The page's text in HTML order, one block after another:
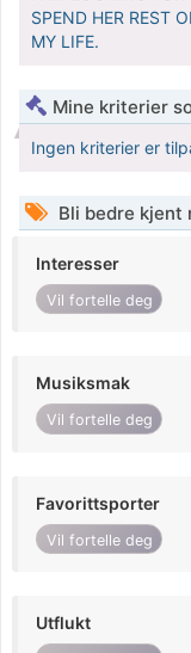
SPEND HER REST
MY LIFE.
Mine kriterier
Ingen kriterier er
Bli bedre kjent
Interesser
Vil fortelle deg
Musiksmak
Vil fortelle deg
Favorittsporter
Vil fortelle deg
Utflukt